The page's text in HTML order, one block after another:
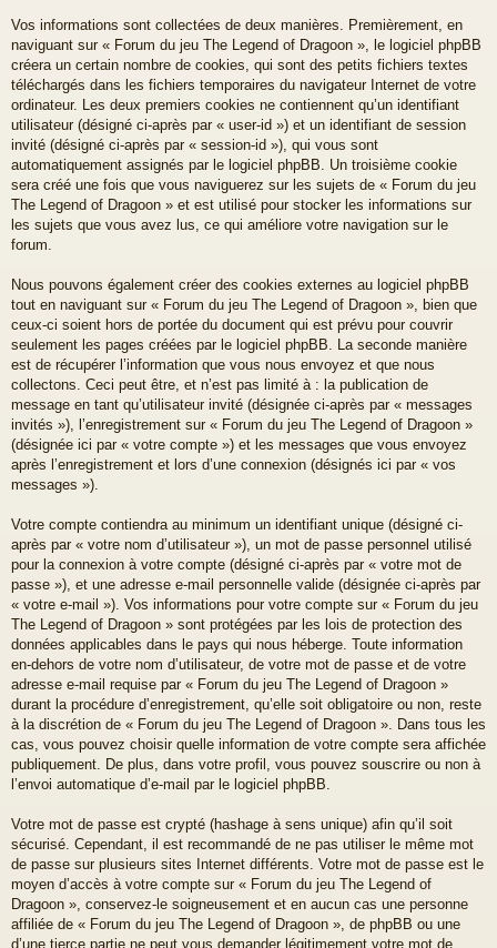
Vos informations sont collectées de deux manières. Premièrement, en
naviguant sur « Forum du jeu The Legend of Dragoon », le logiciel phpBB
créera un certain nombre de cookies, qui sont des petits fichiers textes
téléchargés dans les fichiers temporaires du navigateur Internet de votre
ordinateur. Les deux premiers cookies ne contiennent qu’un identifiant
utilisateur (désigné ci-après par « user-id ») et un identifiant de session
invité (désigné ci-après par « session-id »), qui vous sont
automatiquement assignés par le logiciel phpBB. Un troisième cookie
sera créé une fois que vous naviguerez sur les sujets de « Forum du jeu
The Legend of Dragoon » et est utilisé pour stocker les informations sur
les sujets que vous avez lus, ce qui améliore votre navigation sur le
forum.
Nous pouvons également créer des cookies externes au logiciel phpBB
tout en naviguant sur « Forum du jeu The Legend of Dragoon », bien que
ceux-ci soient hors de portée du document qui est prévu pour couvrir
seulement les pages créées par le logiciel phpBB. La seconde manière
est de récupérer l’information que vous nous envoyez et que nous
collectons. Ceci peut être, et n’est pas limité à : la publication de
message en tant qu’utilisateur invité (désignée ci-après par « messages
invités »), l’enregistrement sur « Forum du jeu The Legend of Dragoon »
(désignée ici par « votre compte ») et les messages que vous envoyez
après l’enregistrement et lors d’une connexion (désignés ici par « vos
messages »).
Votre compte contiendra au minimum un identifiant unique (désigné ci-
après par « votre nom d’utilisateur »), un mot de passe personnel utilisé
pour la connexion à votre compte (désigné ci-après par « votre mot de
passe »), et une adresse e-mail personnelle valide (désignée ci-après par
« votre e-mail »). Vos informations pour votre compte sur « Forum du jeu
The Legend of Dragoon » sont protégées par les lois de protection des
données applicables dans le pays qui nous héberge. Toute information
en-dehors de votre nom d’utilisateur, de votre mot de passe et de votre
adresse e-mail requise par « Forum du jeu The Legend of Dragoon »
durant la procédure d’enregistrement, qu’elle soit obligatoire ou non, reste
à la discrétion de « Forum du jeu The Legend of Dragoon ». Dans tous les
cas, vous pouvez choisir quelle information de votre compte sera affichée
publiquement. De plus, dans votre profil, vous pouvez souscrire ou non à
l’envoi automatique d’e-mail par le logiciel phpBB.
Votre mot de passe est crypté (hashage à sens unique) afin qu’il soit
sécurisé. Cependant, il est recommandé de ne pas utiliser le même mot
de passe sur plusieurs sites Internet différents. Votre mot de passe est le
moyen d’accès à votre compte sur « Forum du jeu The Legend of
Dragoon », conservez-le soigneusement et en aucun cas une personne
affiliée de « Forum du jeu The Legend of Dragoon », de phpBB ou une
d’une tierce partie ne peut vous demander légitimement votre mot de